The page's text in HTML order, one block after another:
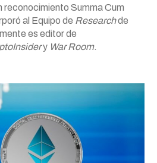
Summa Cum
al Equipo de Researchde
es editor de
y War Room.